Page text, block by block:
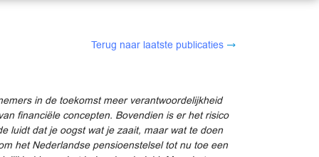
Terug naar laatste publicaties
in de toekomst meer verantwoordelijkheid
financiële concepten. Bovendien is er het risico
luidt dat je oogst wat je zaait, maar wat te doen
het Nederlandse pensioenstelsel tot nu toe een